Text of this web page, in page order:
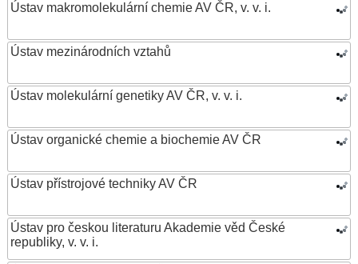
Ústav makromolekulární chemie AV ČR, v. v. i.
Ústav mezinárodních vztahů
Ústav molekulární genetiky AV ČR, v. v. i.
Ústav organické chemie a biochemie AV ČR
Ústav přístrojové techniky AV ČR
Ústav pro českou literaturu Akademie věd České
republiky, v. v. i.